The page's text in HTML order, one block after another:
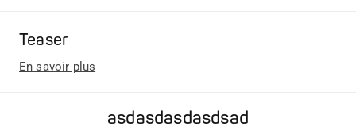
Teaser
En savoir plus
asdasdasdasdsad